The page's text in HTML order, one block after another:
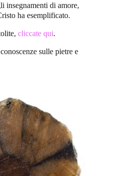
insegnamenti di amore,
ha esemplificato.
cliccate qui.
sulle pietre e